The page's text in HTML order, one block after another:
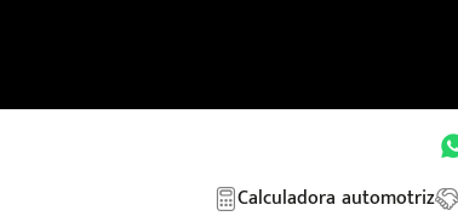
Calculadora automotriz